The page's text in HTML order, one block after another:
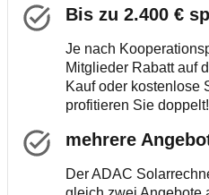
Bis zu 2.400 €
Je nach
Mitglieder Rabatt auf
Kauf oder kostenlose
profitieren Sie doppelt!
mehrere
Der ADAC